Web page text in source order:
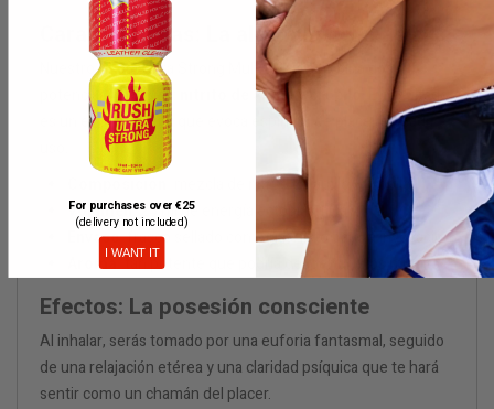
Características: La alquimia del más allá
Nuestro Ghost Ultra Strong Multi 25 ml combina dos
potencias invisibles:
nitrito de amilo y propilo
. El resultado
es un elixir de 25 ml que evoca espíritus de placer en cada
mezcla de nitrito de amilo + propilo
Volumen:25 ml de energía ectoplásmica
Envase:frasco sellado con runas, listo para la invocación
Aroma:tan potente que podría despertar a los muertos
Efectos: La posesión consciente
Al inhalar, serás tomado por una euforia fantasmal, seguido
de una relajación etérea y una claridad psíquica que te hará
sentir como un chamán del placer.
For purchases over €25
(delivery not included)
I WANT IT